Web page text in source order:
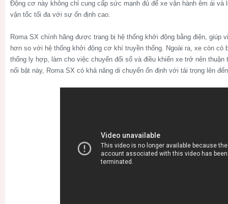
Động cơ này không chỉ cung cấp sức mạnh đủ để xe vận hành êm ái và
vận tốc tối đa với sự ổn định cao.
Roma SX chính hãng được trang bị hệ thống khởi động bằng điện, giúp
hơn so với hệ thống khởi động cơ khí truyền thống. Ngoài ra, xe còn có
thống ly hợp, làm cho việc chuyển đổi số và điều khiển xe trở nên
nổi bật này, Roma SX có khả năng di chuyển ổn định với tải trọng lên